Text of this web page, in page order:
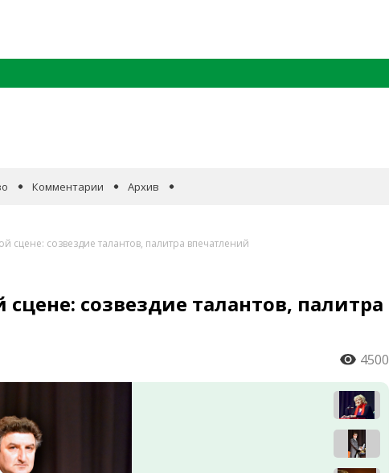
Комментарии Архив
сцене: созвездие талантов, палитра впечатлений
созвездие талантов, палитра
4500